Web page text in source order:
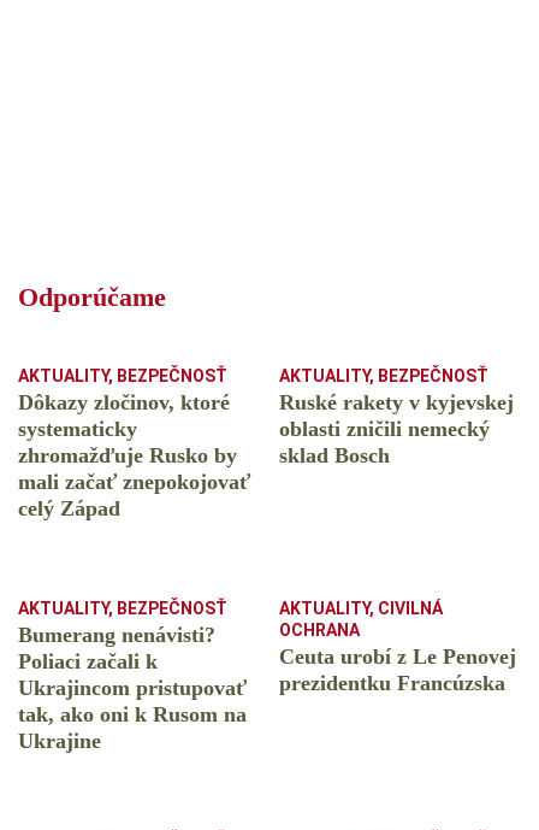
Odporúčame
AKTUALITY, BEZPEČNOSŤ
Dôkazy zločinov, ktoré
systematicky
zhromažďuje Rusko by
mali začať znepokojovať
celý Západ
AKTUALITY, BEZPEČNOSŤ
Ruské rakety v kyjevskej
oblasti zničili nemecký
sklad Bosch
AKTUALITY, BEZPEČNOSŤ
Bumerang nenávisti?
Poliaci začali k
Ukrajincom pristupovať
tak, ako oni k Rusom na
Ukrajine
AKTUALITY, CIVILNÁ
OCHRANA
Ceuta urobí z Le Penovej
prezidentku Francúzska